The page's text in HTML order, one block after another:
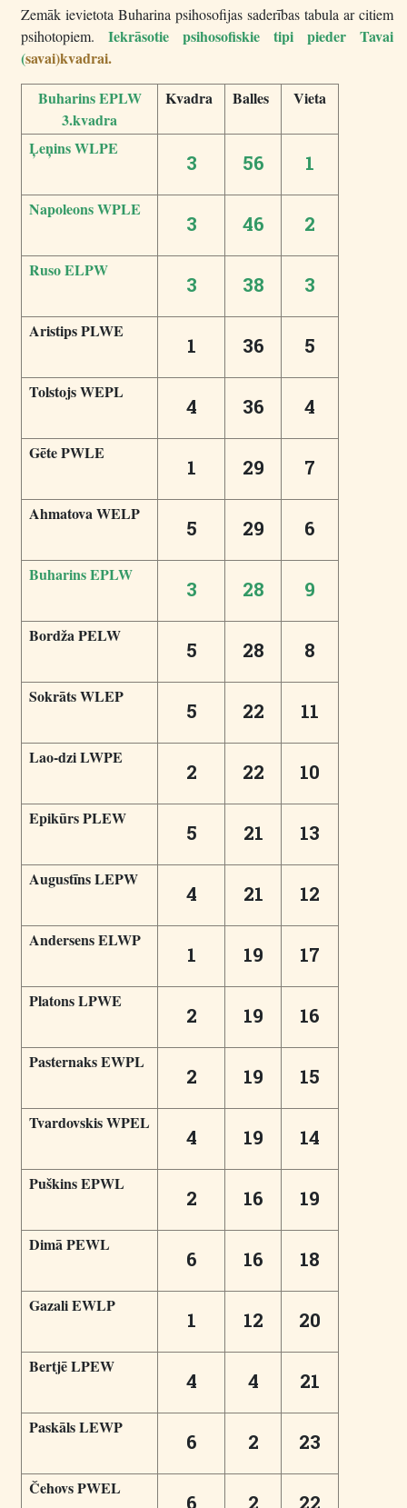
Zemāk ievietota Buharina psihosofijas saderības tabula ar citiem
psihotopiem. Iekrāsotie psihosofiskie tipi pieder Tavai
(savai)kvadrai.
Buharins EPLW
3.kvadra
Kvadra Balles Vieta
Ļeņins WLPE
3 56 1
Napoleons WPLE
3 46 2
Ruso ELPW
3 38 3
Aristips PLWE
1 36 5
Tolstojs WEPL
4 36 4
Gēte PWLE
1 29 7
Ahmatova WELP
5 29 6
Buharins EPLW
3 28 9
Bordža PELW
5 28 8
Sokrāts WLEP
5 22 11
Lao-dzi LWPE
2 22 10
Epikūrs PLEW
5 21 13
Augustīns LEPW
4 21 12
Andersens ELWP
1 19 17
Platons LPWE
2 19 16
Pasternaks EWPL
2 19 15
Tvardovskis WPEL
4 19 14
Puškins EPWL
2 16 19
Dimā PEWL
6 16 18
Gazali EWLP
1 12 20
Bertjē LPEW
4 4 21
Paskāls LEWP
6 2 23
Čehovs PWEL